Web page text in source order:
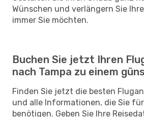
Wünschen und verlängern Sie
immer Sie möchten.
Buchen Sie jetzt Ihren
nach Tampa zu einem
Finden Sie jetzt die besten
und alle Informationen, die Sie für
benötigen. Geben Sie Ihre